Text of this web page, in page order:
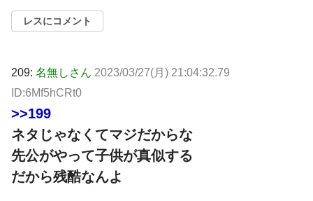
レスにコメント
209: 名無しさん 2023/03/27(月) 21:04:32.79
ID:6Mf5hCRt0
>>199
ネタじゃなくてマジだからな
先公がやって子供が真似する
だから残酷なんよ